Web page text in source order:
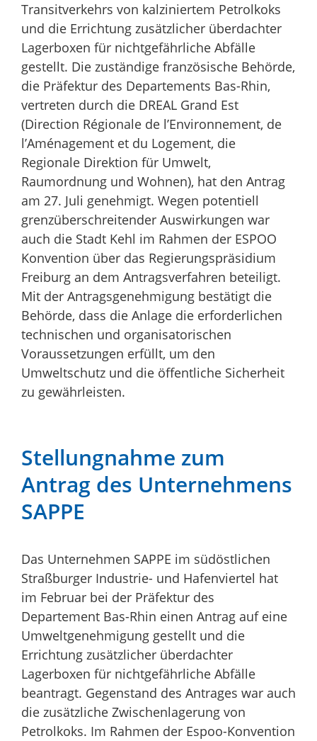
Transitverkehrs von kalziniertem Petrolkoks
und die Errichtung zusätzlicher überdachter
Lagerboxen für nichtgefährliche Abfälle
gestellt. Die zuständige französische Behörde,
die Präfektur des Departements Bas-Rhin,
vertreten durch die DREAL Grand Est
(Direction Régionale de l’Environnement, de
l’Aménagement et du Logement, die
Regionale Direktion für Umwelt,
Raumordnung und Wohnen), hat den Antrag
am 27. Juli genehmigt. Wegen potentiell
grenzüberschreitender Auswirkungen war
auch die Stadt Kehl im Rahmen der ESPOO
Konvention über das Regierungspräsidium
Freiburg an dem Antragsverfahren beteiligt.
Mit der Antragsgenehmigung bestätigt die
Behörde, dass die Anlage die erforderlichen
technischen und organisatorischen
Voraussetzungen erfüllt, um den
Umweltschutz und die öffentliche Sicherheit
zu gewährleisten.
Stellungnahme zum
Antrag des Unternehmens
SAPPE
Das Unternehmen SAPPE im südöstlichen
Straßburger Industrie- und Hafenviertel hat
im Februar bei der Präfektur des
Departement Bas-Rhin einen Antrag auf eine
Umweltgenehmigung gestellt und die
Errichtung zusätzlicher überdachter
Lagerboxen für nichtgefährliche Abfälle
beantragt. Gegenstand des Antrages war auch
die zusätzliche Zwischenlagerung von
Petrolkoks. Im Rahmen der Espoo-Konvention